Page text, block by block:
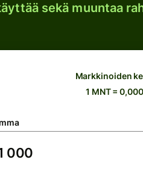
sekä muuntaa
Markkinoiden
1 MNT =